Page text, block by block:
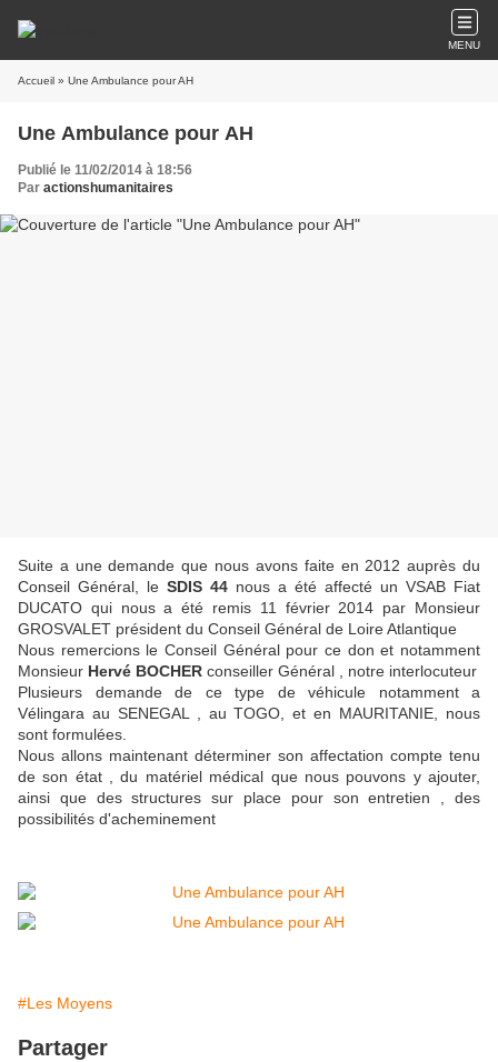
MENU
Accueil » Une Ambulance pour AH
Une Ambulance pour AH
Publié le 11/02/2014 à 18:56
Par actionshumanitaires
Suite a une demande que nous avons faite en 2012 auprès du
Conseil Général, le SDIS 44 nous a été affecté un VSAB Fiat
DUCATO qui nous a été remis 11 février 2014 par Monsieur
GROSVALET président du Conseil Général de Loire Atlantique
Nous remercions le Conseil Général pour ce don et notamment
Monsieur Hervé BOCHER conseiller Général , notre interlocuteur
Plusieurs demande de ce type de véhicule notamment a
Vélingara au SENEGAL , au TOGO, et en MAURITANIE, nous
sont formulées.
Nous allons maintenant déterminer son affectation compte tenu
de son état , du matériel médical que nous pouvons y ajouter,
ainsi que des structures sur place pour son entretien , des
possibilités d'acheminement
#Les Moyens
Partager